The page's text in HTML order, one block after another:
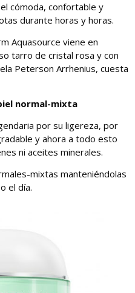
cómoda, confortable y
durante horas y horas.
Aquasource viene en
tarro de cristal rosa y con
Peterson Arrhenius, cuesta
normal-mixta
por su ligereza, por
y ahora a todo esto
ni aceites minerales.
mixtas manteniéndolas
el día.